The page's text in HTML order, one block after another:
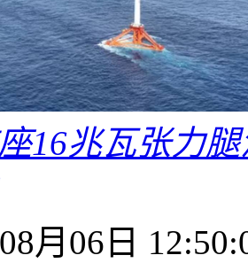
16兆瓦张力
月06日